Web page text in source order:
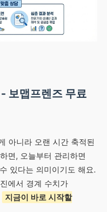
보맵프렌즈 무료
아니라 오랜 시간 축적된
면, 오늘부터 관리하면
있다는 의미이기도 해요.
에서 경계 수치가
지금이 바로 시작할